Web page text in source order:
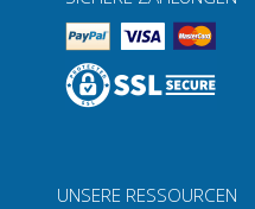
UNSERE RESSOURCEN